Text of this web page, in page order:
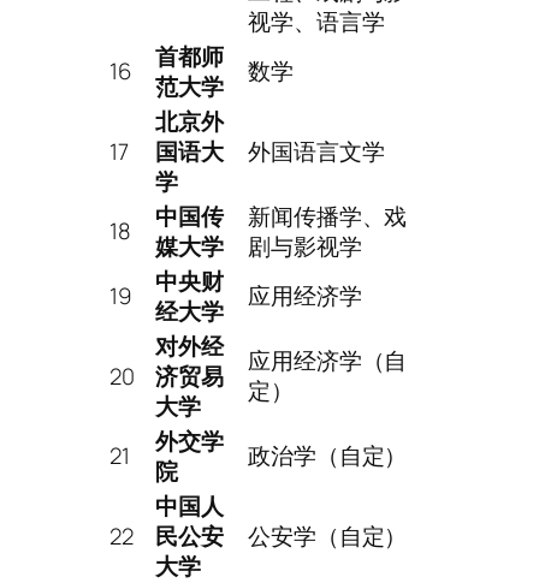
视学、语言学
16
首都师
范大学
数学
17
北京外
国语大
学
外国语言文学
18
中国传
媒大学
新闻传播学、戏
剧与影视学
19
中央财
经大学
应用经济学
20
对外经
济贸易
大学
应用经济学（自
定）
21
外交学
院
政治学（自定）
22
中国人
民公安
大学
公安学（自定）